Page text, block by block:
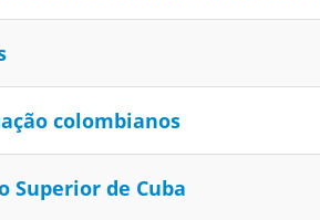
colombianos
Superior de Cuba